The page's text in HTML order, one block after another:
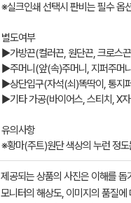
※실크인쇄 선택시 판비는 필수 옵
별도여부
▶가방끈(컬러끈, 원단끈, 크로스
▶주머니(앞(속)주머니, 지퍼주머
▶상단입구(자석(쇠)똑딱이, 통지
▶기타 가공(바이어스, 스티치, X
유의사항
※황마(주트)원단 색상의 누런 정
제공되는 상품의 사진은 이해를
모니터의 해상도, 이미지의 품질